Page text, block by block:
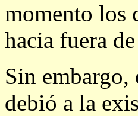
momento los
hacia fuera
Sin embargo,
debió a la